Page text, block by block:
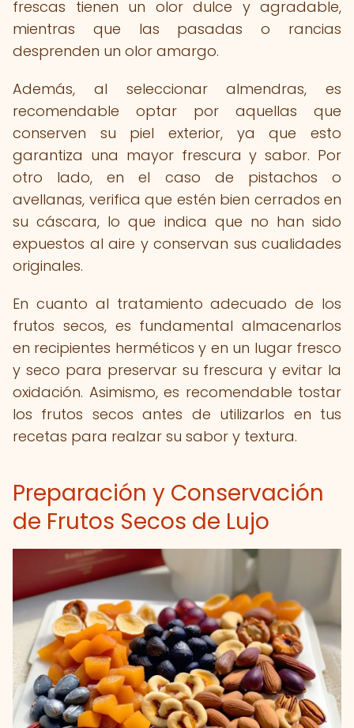
frescas tienen un olor dulce y agradable,
mientras que las pasadas o rancias
desprenden un olor amargo.
Además, al seleccionar almendras, es
recomendable optar por aquellas que
conserven su piel exterior, ya que esto
garantiza una mayor frescura y sabor. Por
otro lado, en el caso de pistachos o
avellanas, verifica que estén bien cerrados en
su cáscara, lo que indica que no han sido
expuestos al aire y conservan sus cualidades
originales.
En cuanto al tratamiento adecuado de los
frutos secos, es fundamental almacenarlos
en recipientes herméticos y en un lugar fresco
y seco para preservar su frescura y evitar la
oxidación. Asimismo, es recomendable tostar
los frutos secos antes de utilizarlos en tus
recetas para realzar su sabor y textura.
Preparación y Conservación
de Frutos Secos de Lujo